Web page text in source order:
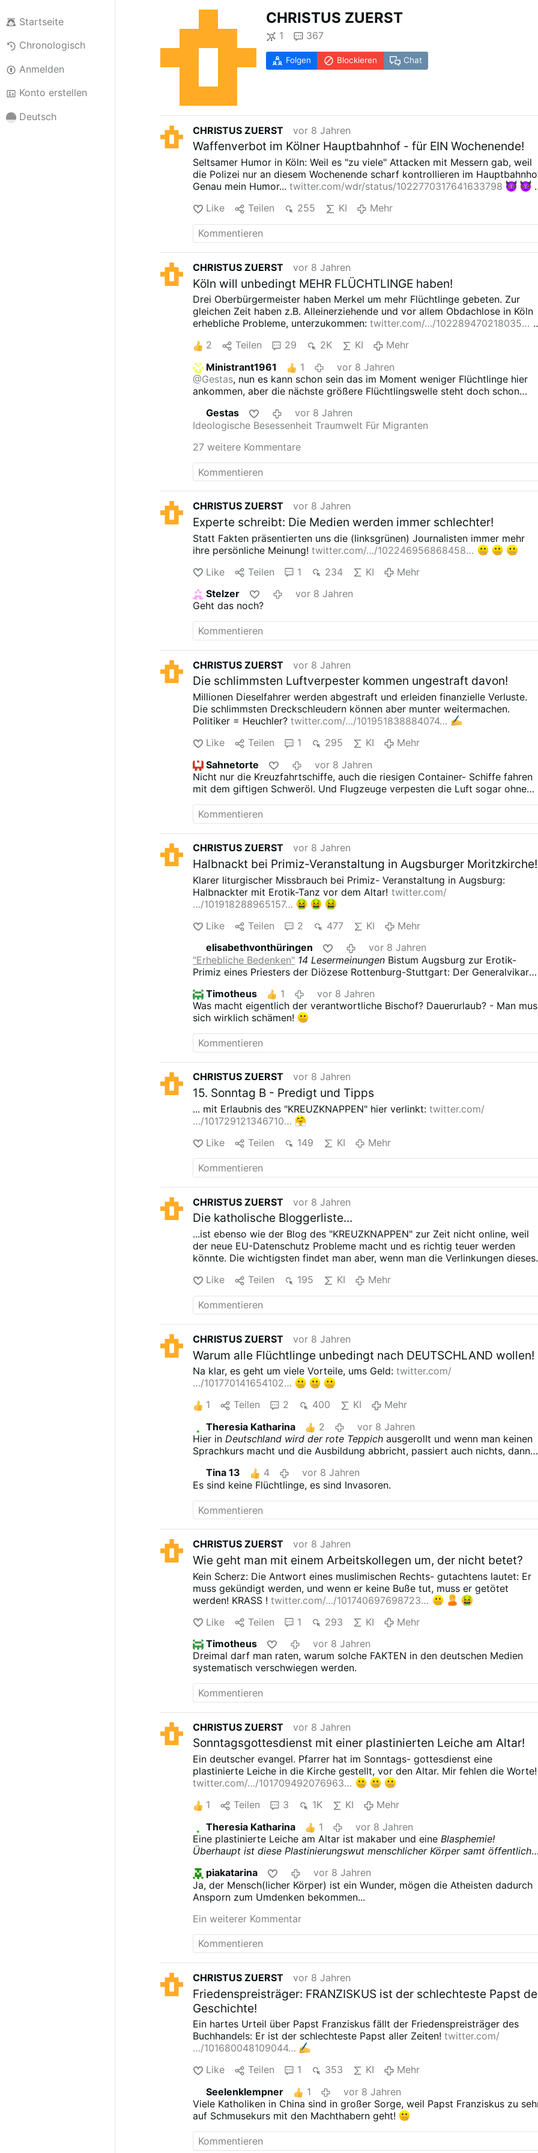
Startseite
Chronologisch
Anmelden
Konto erstellen
Deutsch
CHRISTUS ZUERST
1 367
Folgen Blockieren Chat
CHRISTUS ZUERST vor 8 Jahren
Waffenverbot im Kölner Hauptbahnhof - für EIN Wochenende!
Seltsamer Humor in Köln: Weil es "zu viele" Attacken mit Messern gab, weil
die Polizei nur an diesem Wochenende scharf kontrollieren im
Genau mein Humor... twitter.com/wdr/status/1022770317641633798
Like
Teilen 255 KI Mehr
CHRISTUS ZUERST vor 8 Jahren
Köln will unbedingt MEHR FLÜCHTLINGE haben!
Drei Oberbürgermeister haben Merkel um mehr Flüchtlinge gebeten. Zur
gleichen Zeit haben z.B. Alleinerziehende und vor allem Obdachlose in Köln
erhebliche Probleme, unterzukommen: twitter.com/…/102289470218035…
2
Teilen 29 2K KI
Mehr
Ministrant1961
1
vor 8 Jahren
@Gestas, nun es kann schon sein das im Moment weniger Flüchtlinge hier
ankommen, aber die nächste größere Flüchtlingswelle steht doch schon
Gestas
vor 8 Jahren
Ideologische Besessenheit Traumwelt Für Migranten
27 weitere Kommentare
CHRISTUS ZUERST vor 8 Jahren
Experte schreibt: Die Medien werden immer schlechter!
Statt Fakten präsentierten uns die (linksgrünen) Journalisten immer mehr
ihre persönliche Meinung! twitter.com/…/102246956868458…
Like
Teilen 1 234 KI
Mehr
Stelzer
vor 8 Jahren
Geht das noch?
CHRISTUS ZUERST vor 8 Jahren
Die schlimmsten Luftverpester kommen ungestraft davon!
Millionen Dieselfahrer werden abgestraft und erleiden finanzielle Verluste.
Die schlimmsten Dreckschleudern können aber munter weitermachen.
Politiker = Heuchler? twitter.com/…/101951838884074…
Like
Teilen 1 295 KI
Mehr
Sahnetorte
vor 8 Jahren
Nicht nur die Kreuzfahrtschiffe, auch die riesigen Container- Schiffe fahren
mit dem giftigen Schweröl. Und Flugzeuge verpesten die Luft sogar ohne
Euro Steuern pro Liter).
akzeptieren?
CHRISTUS ZUERST
vor 8 Jahren
Halbnackt bei Primiz-Veranstaltung in Augsburger Moritzkirche!
Klarer liturgischer Missbrauch bei Primiz- Veranstaltung in Augsburg:
Halbnackter mit Erotik-Tanz vor dem Altar! twitter.com/
…/101918288965157…
Like
Teilen 2 477 KI
Mehr
elisabethvonthüringen
vor 8 Jahren
"Erhebliche Bedenken" 14 Lesermeinungen Bistum Augsburg zur Erotik-
Primiz eines Priesters der Diözese Rottenburg-Stuttgart: Der Generalvikar
Gottesdienste
Augsburg (kath.net) Das Bistum Augsburg hat sich am
Donnerstag zur Erotik-Primiz eines Neupriesters aus der Diözese
in der Augs...[mehr]
Timotheus 1
vor 8 Jahren
Was macht eigentlich der verantwortliche Bischof? Dauerurlaub? - Man
sich wirklich schämen!
CHRISTUS ZUERST vor 8 Jahren
15. Sonntag B - Predigt und Tipps
... mit Erlaubnis des "KREUZKNAPPEN" hier verlinkt: twitter.com/
…/101729121346710…
Like
Teilen 149 KI Mehr
CHRISTUS ZUERST vor 8 Jahren
Die katholische Bloggerliste...
...ist ebenso wie der Blog des "KREUZKNAPPEN" zur Zeit nicht online, weil
der neue EU-Datenschutz Probleme macht und es richtig teuer werden
könnte. Die wichtigsten findet man aber, wenn man die Verlinkungen dieses
Like
Teilen 195 KI Mehr
CHRISTUS ZUERST vor 8 Jahren
Warum alle Flüchtlinge unbedingt nach DEUTSCHLAND wollen!
Na klar, es geht um viele Vorteile, ums Geld: twitter.com/
…/101770141654102…
1
Teilen 2 400 KI
Mehr
Theresia Katharina
2
vor 8 Jahren
Hier inDeutschland wird der rote Teppich ausgerollt und wenn man keinen
Sprachkurs macht und die Ausbildung abbricht, passiert auch nichts, dann
trotzdem und alles andere wird weiter bezahlt!
@Vered Lavan @CHRISTUS ZUERST
Tina 13 4
vor 8 Jahren
Es sind keine Flüchtlinge, es sind Invasoren.
CHRISTUS ZUERST vor 8 Jahren
Wie geht man mit einem Arbeitskollegen um, der nicht betet?
Kein Scherz: Die Antwort eines muslimischen Rechts- gutachtens lautet: Er
muss gekündigt werden, und wenn er keine Buße tut, muss er getötet
werden! KRASS ! twitter.com/…/101740697698723…
Like
Teilen 1 293 KI
Mehr
Timotheus
vor 8 Jahren
Dreimal darf man raten, warum solche FAKTEN in den deutschen Medien
systematisch verschwiegen werden.
CHRISTUS ZUERST vor 8 Jahren
Sonntagsgottesdienst mit einer plastinierten Leiche am Altar!
Ein deutscher evangel. Pfarrer hat im Sonntags- gottesdienst eine
plastinierte Leiche in die Kirche gestellt, vor den Altar. Mir fehlen die Worte!
twitter.com/…/101709492076963…
1
Teilen 3 1K KI
Mehr
Theresia Katharina
1
vor 8 Jahren
Eine plastinierte Leiche am Altar ist makaber und eineBlasphemie!
Überhaupt ist diese Plastinierungswut menschlicher Körper samt öffentlicher
perverseWeise
darstellen, unter dem Vorwand die Komplexität und
Schönheit des menschlichen Körpers darstellen zu wollen!Eine solche
Ausstellung darf man gar nicht besuchen, geschweige denn eine plastinierte
verloren und laufen voll in die satanische Afterkirche hinein
plastinierten Körper sind derGegenentwurf des Teufels zu den Reliquien!
Diese sind echte Körperteile von
@Tina 13 @Kosovar @kontiki @CollarUri
@Eremitin @Eugenia-Sarto @Ratzi @NAViCULUM @hooton-plan @Juan
Austriaco @Carlus @a.t.m
piakatarina
vor 8 Jahren
Ja, der Mensch(licher Körper) ist ein Wunder, mögen die Atheisten dadurch
Ansporn zum Umdenken bekommen...
Ein weiterer Kommentar
CHRISTUS ZUERST vor 8 Jahren
Friedenspreisträger: FRANZISKUS ist der schlechteste Papst
Geschichte!
Ein hartes Urteil über Papst Franziskus fällt der Friedenspreisträger des
Buchhandels: Er ist der schlechteste Papst aller Zeiten! twitter.com/
…/101680048109044…
Like
Teilen 1 353 KI
Mehr
Seelenklempner
1
vor 8 Jahren
Viele Katholiken in China sind in großer Sorge, weil Papst Franziskus zu
auf Schmusekurs mit den Machthabern geht!